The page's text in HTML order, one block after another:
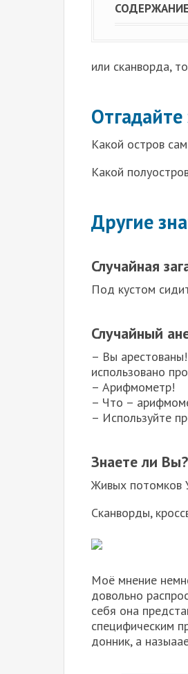
СОДЕРЖАНИЕ
или сканворда,
Отгадайте
Какой остров
Какой
Другие
Случайная
Под кустом
Случайный
– Вы
использовано
– Арифмометр!
– Что –
– Используйте
Знаете ли Вы?
Живых потомков
Сканворды,
Моё мнение
довольно
себя она
специфическим
донник, а